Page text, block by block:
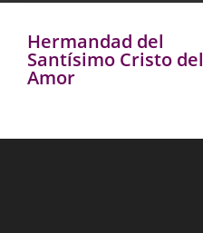
Hermandad del
Santísimo Cristo del
Amor